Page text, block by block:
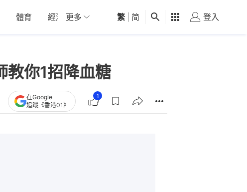
體育 經濟 01深圳 觀點 健康 好食玩飛
更多 繁 简 登入
你1招降血糖
在Google
追蹤《香港01》
1